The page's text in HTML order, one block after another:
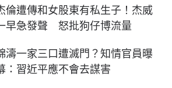
倫遭傳和女股東有私生子！杰威
早急發聲 怒批狗仔博流量
濤一家三口遭滅門？知情官員曝
：習近平應不會去謀害